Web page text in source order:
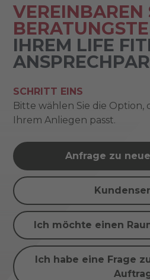
VEREINBAREN
IHREM LIFE
SCHRITT EINS
Bitte wählen Sie die Option,
Ihrem Anliegen passt.
Anfrage zu
Ich möchte einen
Ich habe eine Frage